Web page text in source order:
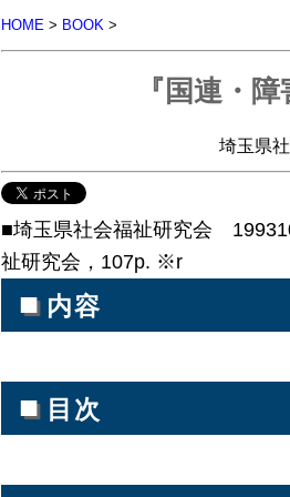
HOME> BOOK>
『国連・
埼玉県
■埼玉県社会福祉研究会
祉研究会，107p. ※r
■ 内容
■ 目次